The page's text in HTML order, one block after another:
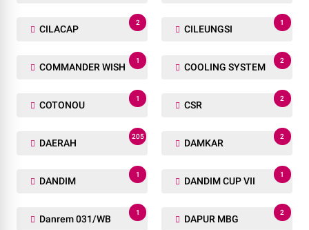
CILACAP
2
CILEUNGSI
1
COMMANDER WISH
1
COOLING SYSTEM
2
COTONOU
1
CSR
2
DAERAH
205
DAMKAR
2
DANDIM
1
DANDIM CUP VII
1
Danrem 031/WB
1
DAPUR MBG
2